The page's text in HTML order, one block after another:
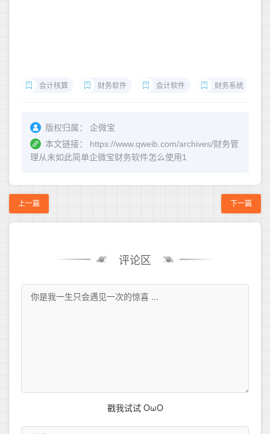
会计核算 财务软件 会计软件 财务系统
版权归属：
企微宝
本文链接：
https://www.qweib.com/archives/财务管
理从未如此简单企微宝财务软件怎么使用1
上一篇 下一篇
评论区